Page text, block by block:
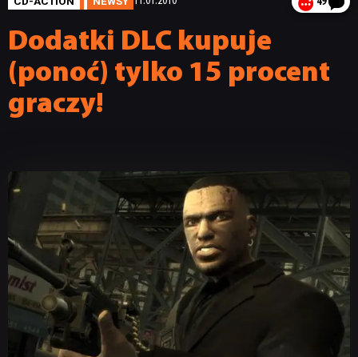
Dodatki DLC kupuje
(ponoć) tylko 15 procent
graczy!